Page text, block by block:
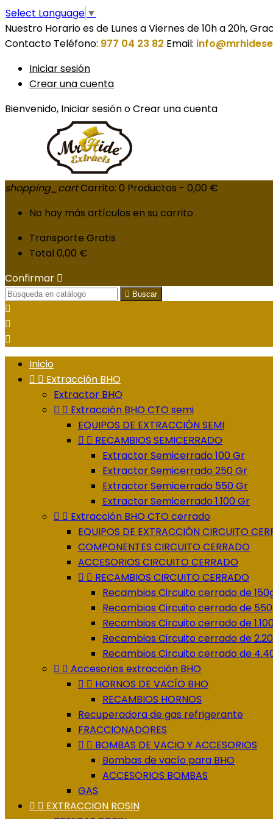
Select Language ▼
Nuestro Horario es de Lunes a Viernes de 10h a 20h,
Contacto Teléfono: 977 04 23 82 Email:
Iniciar sesión
Crear una cuenta
Bienvenido, Iniciar sesiónoCrear una cuenta
shopping_cartCarrito: 0 Productos - 0,00 €
No hay más artículos en su carrito
Transporte Gratis
Total 0,00 €
Confirmar 
 Buscar



Inicio
  Extracción BHO
Extractor BHO
  Extracción BHO CTO semi
EQUIPOS DE EXTRACCIÓN SEMI
  RECAMBIOS SEMICERRADO
Extractor Semicerrado 100 Gr
Extractor Semicerrado 250 Gr
Extractor Semicerrado 550 Gr
Extractor Semicerrado 1.100 Gr
  Extracción BHO CTO cerrado
EQUIPOS DE EXTRACCIÓN CIRCUITO
COMPONENTES CIRCUITO CERRADO
ACCESORIOS CIRCUITO CERRADO
  RECAMBIOS CIRCUITO CERRADO
Recambios Circuito cerrado de
Recambios Circuito cerrado de
Recambios Circuito cerrado de
Recambios Circuito cerrado de
Recambios Circuito cerrado de
  Accesorios extracción BHO
  HORNOS DE VACÍO BHO
RECAMBIOS HORNOS
Recuperadora de gas refrigerante
FRACCIONADORES
  BOMBAS DE VACIO Y ACCESORIOS
Bombas de vacío para BHO
ACCESORIOS BOMBAS
GAS
  EXTRACCION ROSIN